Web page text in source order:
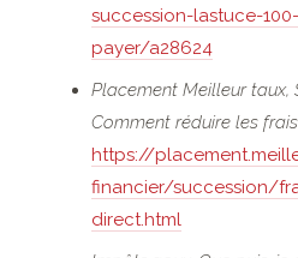
succession-lastuce-
payer/a28624
Placement Meilleur taux,
Comment réduire les
https://
financier/succession/
direct.html